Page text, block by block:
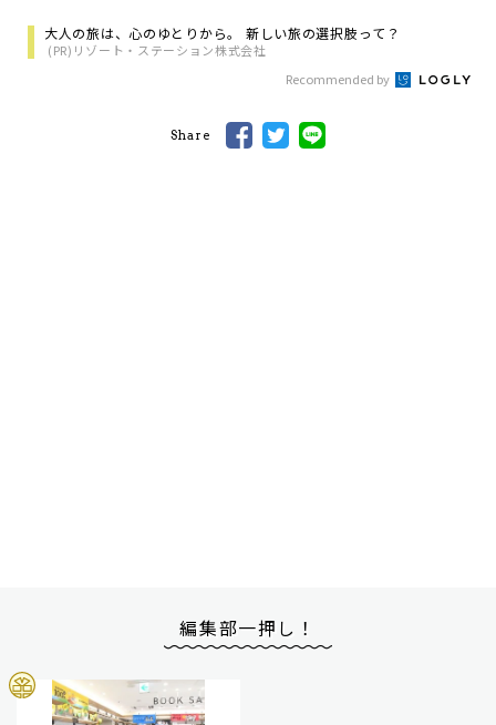
大人の旅は、心のゆとりから。 新しい旅の選択肢って？
(PR)リゾート・ステーション株式会社
Recommended by
Share
編集部一押し！